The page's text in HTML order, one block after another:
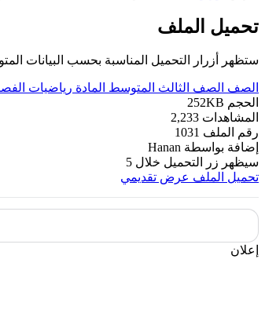
تحميل الملف
ستظهر أزرار التحميل المناسبة بحسب البيانات
الصف الصف الثالث المتوسط المادة رياضيات
الحجم 252KB
المشاهدات 2,233
رقم الملف 1031
إضافة بواسطة Hanan
سيظهر زر التحميل خلال 5
تحميل الملف عرض تقديمي
إعلان